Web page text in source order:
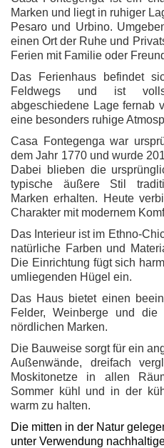
Marken und liegt in ruhiger
Pesaro und Urbino.
einen Ort der Ruhe und
Ferien mit Familie oder
Das Ferienhaus befindet
Feldwegs und ist
abgeschiedene Lage fernab
eine besonders ruhige
Casa Fontegenga war
dem Jahr 1770 und wurde
Dabei blieben die
typische äußere Stil
Marken erhalten. Heute
Charakter mit modernem
Das Interieur ist im Ethno-
natürliche Farben und
Die Einrichtung fügt sich
umliegenden Hügel ein.
Das Haus bietet einen
Felder, Weinberge und die
nördlichen Marken.
Die Bauweise sorgt für ein
Außenwände, dreifach
Moskitonetze in allen
Sommer kühl und in der
warm zu halten.
Die mitten in der Natur
unter Verwendung